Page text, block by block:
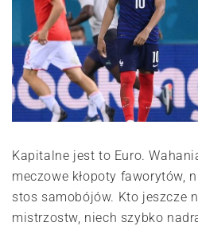
Kapitalne jest to Euro.
meczowe kłopoty faworytów,
stos samobójów. Kto jeszcze
mistrzostw, niech szybko